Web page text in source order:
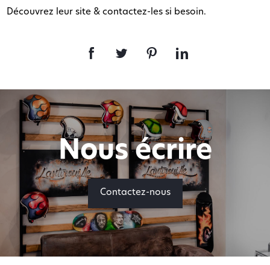
Découvrez leur site & contactez-les si besoin.
Nous écrire
Contactez-nous